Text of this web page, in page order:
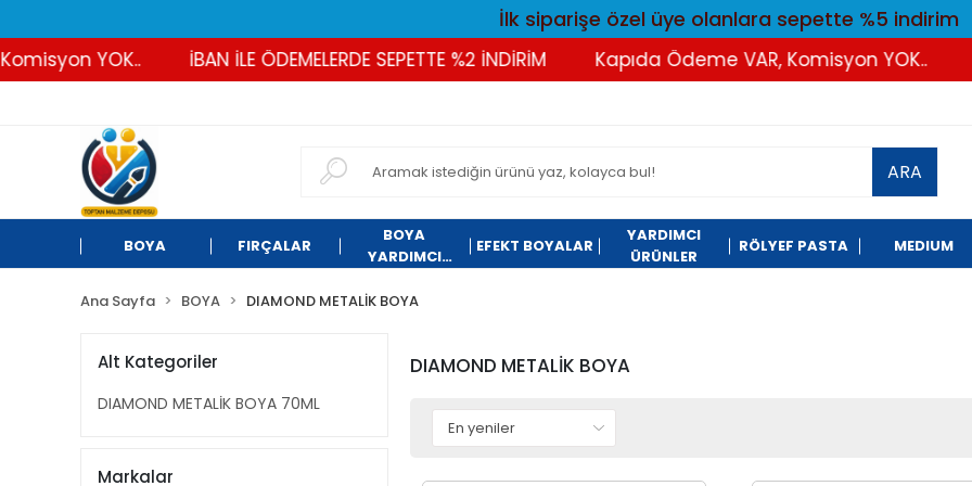
İlk siparişe özel üye olanlara sepette %5 indirim
YOK.. İBAN İLE ÖDEMELERDE SEPETTE %2 İNDİRİM Kapıda Ödeme VAR, Komisyon YOK.. Tüm
ARA
BOYA FIRÇALAR
BOYA
YARDIMCI
EFEKT BOYALAR
YARDIMCI
ÜRÜNLER
RÖLYEF PASTA MEDIUM
Ana Sayfa BOYA DIAMOND METALİK BOYA
Alt Kategoriler
DIAMOND METALİK BOYA 70ML
Markalar
DIAMOND METALİK BOYA